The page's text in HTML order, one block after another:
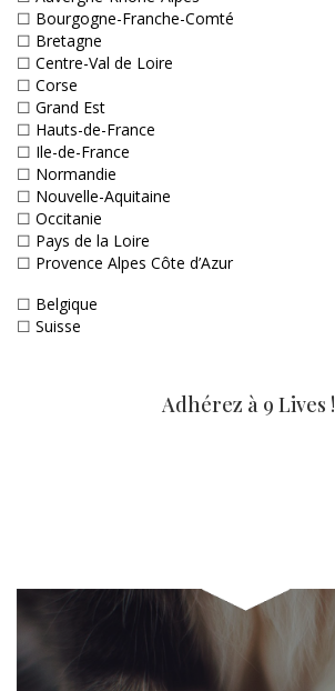
☐ Bourgogne-Franche-Comté
☐ Bretagne
☐ Centre-Val de Loire
☐ Corse
☐ Grand Est
☐ Hauts-de-France
☐ Ile-de-France
☐ Normandie
☐ Nouvelle-Aquitaine
☐ Occitanie
☐ Pays de la Loire
☐ Provence Alpes Côte d’Azur
☐ Belgique
☐ Suisse
Adhérez à 9 Lives !